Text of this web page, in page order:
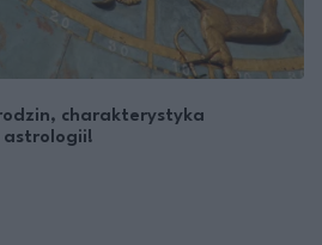
charakterystyka
astrologii!